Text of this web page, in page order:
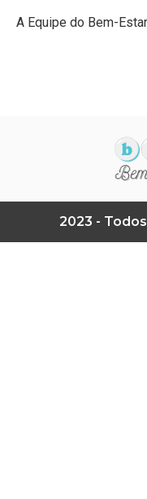
A Equipe do Bem-
2023 -